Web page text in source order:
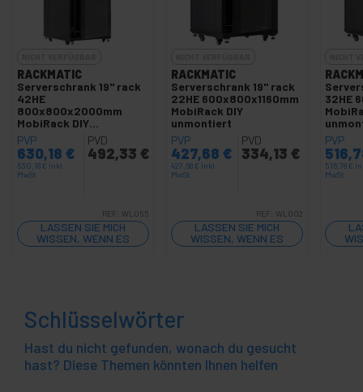
RACKMATIC
Serverschrank 19" rack
42HE
800x800x2000mm
MobiRack DIY
unmontiert
PVP
630,18 €
630,18 € inkl
MwSt
PVD
492,33 €
REF: WL055
LASSEN SIE MICH
WISSEN, WENN ES
LAGER GIBT
RACKMATIC
Serverschrank 19" rack
22HE 600x800x1160mm
MobiRack DIY
unmontiert
PVP
427,68 €
427,68 € inkl
MwSt
PVD
334,13 €
REF: WL002
LASSEN SIE MICH
WISSEN, WENN ES
LAGER GIBT
32HE
PVP
516,78 €
MwSt
Schlüsselwörter
Hast du nicht gefunden, wonach du gesucht
hast? Diese Themen könnten Ihnen helfen